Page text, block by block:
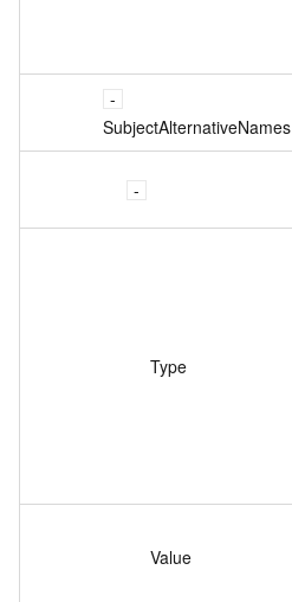
SubjectAlternativeNames
Type
Value